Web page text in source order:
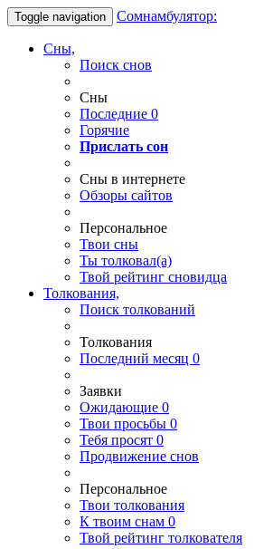
Toggle navigation Сомнамбулятор:
Сны,
Поиск снов
Сны
Последние 0
Горячие
Прислать сон
Сны в интернете
Обзоры сайтов
Персональное
Твои сны
Ты толковал(а)
Твой рейтинг сновидца
Толкования,
Поиск толкований
Толкования
Последний месяц 0
Заявки
Ожидающие 0
Твои просьбы 0
Тебя просят 0
Продвижение снов
Персональное
Твои толкования
К твоим снам 0
Твой рейтинг толкователя